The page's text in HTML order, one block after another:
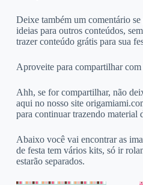
Deixe também um comentário
ideias para outros conteúdos,
trazer conteúdo grátis para sua
Aproveite para compartilhar
Ahh, se for compartilhar, não
aqui no nosso site
para continuar trazendo material
Abaixo você vai encontrar as
de festa tem vários kits, só ir
estarão separados.